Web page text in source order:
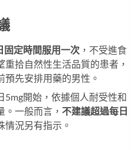
固定時間服用一次 ，不受進食
拾自然性生活品質的患者，
預先安排用藥的男性。
開始，依據個人耐受性和
。一般而言， 不建議超過每日
情況另有指示。